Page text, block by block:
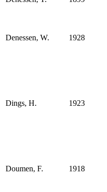
Denessen, W. 1928
Dings, H. 1923
Doumen, F. 1918